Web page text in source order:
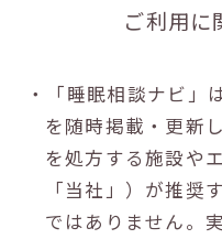
ご利用に
・「睡眠相談ナビ」
を随時掲載・更新
を処方する施設や
「当社」）が推奨
ではありません。